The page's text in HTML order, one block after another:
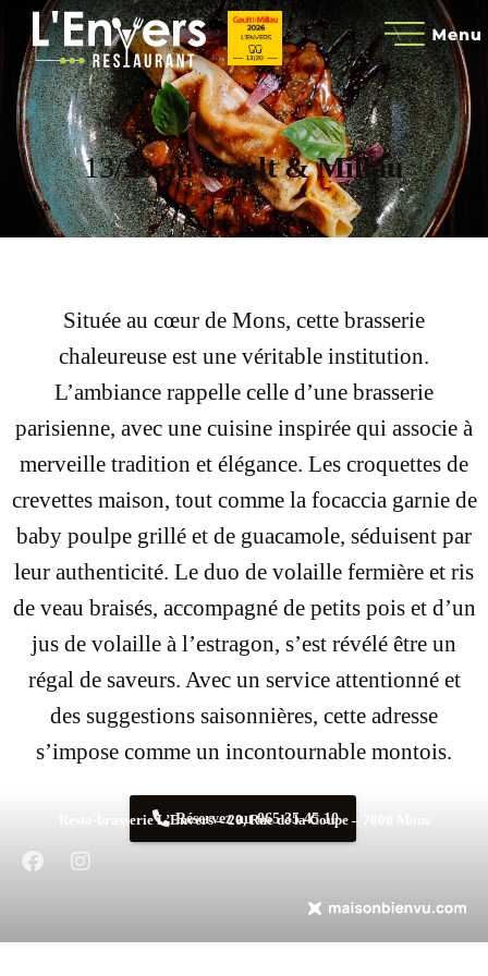
13/20au Gault & Millau
Située au cœur de Mons, cette brasserie
chaleureuse est une véritable institution.
L’ambiance rappelle celle d’une brasserie
parisienne, avec une cuisine inspirée qui associe à
merveille tradition et élégance. Les croquettes de
crevettes maison, tout comme la focaccia garnie de
baby poulpe grillé et de guacamole, séduisent par
leur authenticité. Le duo de volaille fermière et ris
de veau braisés, accompagné de petits pois et d’un
jus de volaille à l’estragon, s’est révélé être un
régal de saveurs. Avec un service attentionné et
des suggestions saisonnières, cette adresse
s’impose comme un incontournable montois.
Réservez au 065 35 45 10
Resto-brasserie L’Envers – 20, Rue de la Coupe – 7000 Mons